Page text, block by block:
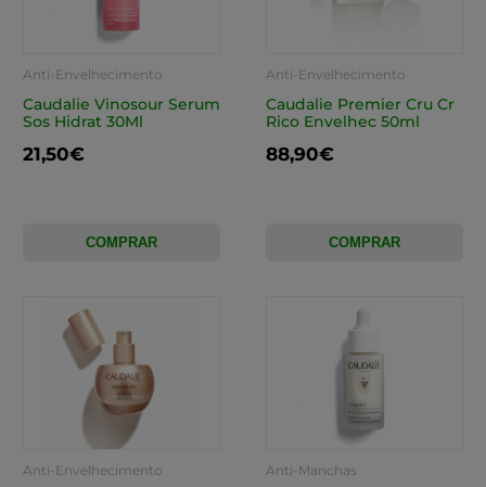
Anti-Envelhecimento
Caudalie Vinosour Serum
Sos Hidrat 30Ml
21,50€
COMPRAR
Anti-Envelhecimento
Caudalie Premier Cru Cr
Rico Envelhec 50ml
88,90€
COMPRAR
Anti-Envelhecimento Anti-Manchas